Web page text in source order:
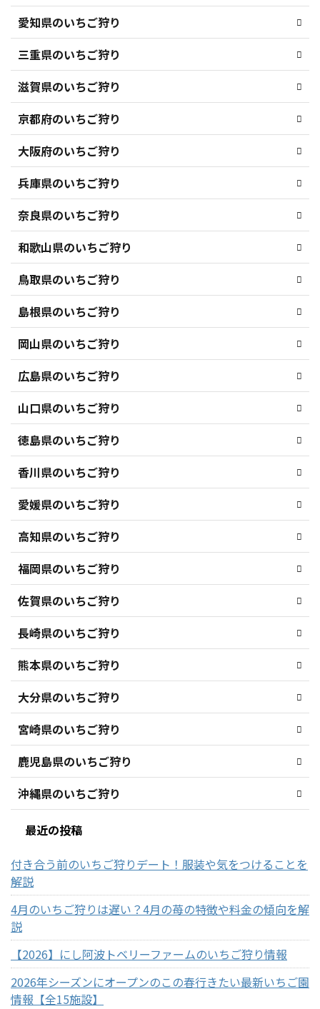
愛知県のいちご狩り
三重県のいちご狩り
滋賀県のいちご狩り
京都府のいちご狩り
大阪府のいちご狩り
兵庫県のいちご狩り
奈良県のいちご狩り
和歌山県のいちご狩り
鳥取県のいちご狩り
島根県のいちご狩り
岡山県のいちご狩り
広島県のいちご狩り
山口県のいちご狩り
徳島県のいちご狩り
香川県のいちご狩り
愛媛県のいちご狩り
高知県のいちご狩り
福岡県のいちご狩り
佐賀県のいちご狩り
長崎県のいちご狩り
熊本県のいちご狩り
大分県のいちご狩り
宮崎県のいちご狩り
鹿児島県のいちご狩り
沖縄県のいちご狩り
最近の投稿
付き合う前のいちご狩りデート！服装や気をつけることを
解説
4月のいちご狩りは遅い？4月の苺の特徴や料金の傾向を解
説
【2026】にし阿波トベリーファームのいちご狩り情報
2026年シーズンにオープンのこの春行きたい最新いちご園
情報【全15施設】